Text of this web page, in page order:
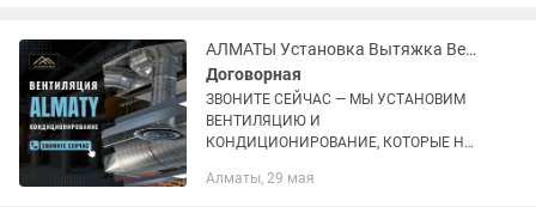
АЛМАТЫ Установка Вытяжка Вентиляция Кондиционирование Вытяжной Зонт
Договорная
ЗВОНИТЕ СЕЙЧАС — МЫ УСТАНОВИМ
ВЕНТИЛЯЦИЮ И
КОНДИЦИОНИРОВАНИЕ, КОТОРЫЕ НЕ
Ззапахи не уходят, оборудование
Алматы, 29 мая